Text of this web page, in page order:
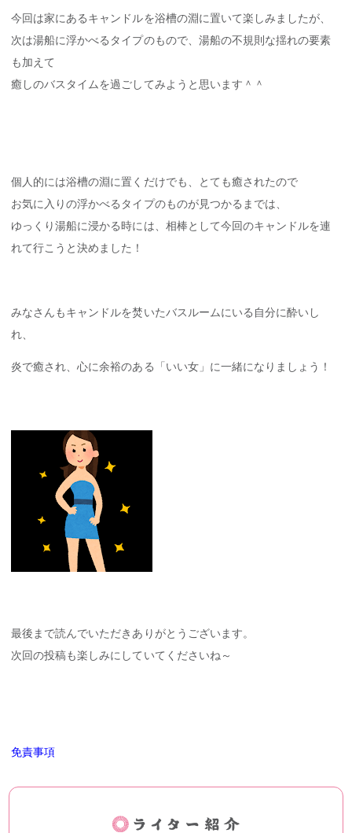
今回は家にあるキャンドルを浴槽の淵に置いて楽しみましたが、
次は湯船に浮かべるタイプのもので、湯船の不規則な揺れの要素
も加えて
癒しのバスタイムを過ごしてみようと思います＾＾
個人的には浴槽の淵に置くだけでも、とても癒されたので
お気に入りの浮かべるタイプのものが見つかるまでは、
ゆっくり湯船に浸かる時には、相棒として今回のキャンドルを連
れて行こうと決めました！
みなさんもキャンドルを焚いたバスルームにいる自分に酔いし
れ、
炎で癒され、心に余裕のある「いい女」に一緒になりましょう！
最後まで読んでいただきありがとうございます。
次回の投稿も楽しみにしていてくださいね～
免責事項